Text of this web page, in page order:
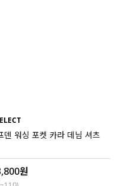
덴 워싱 포켓 카라 데님 셔츠
원